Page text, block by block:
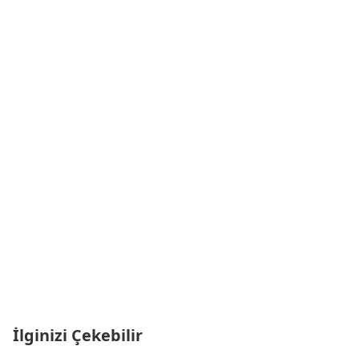
İlginizi Çekebilir